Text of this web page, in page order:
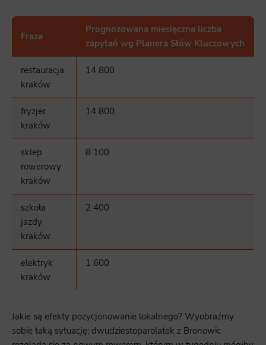
Fraza
Prognozowana miesięczna liczba
zapytań wg Planera Słów Kluczowych
restauracja
kraków
14 800
fryzjer
kraków
14 800
sklep
rowerowy
kraków
8 100
szkoła
jazdy
kraków
2 400
elektryk
kraków
1 600
Jakie są efekty pozycjonowanie lokalnego? Wyobraźmy
sobie taką sytuację: dwudziestoparolatek z Bronowic